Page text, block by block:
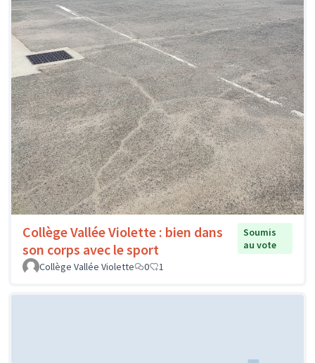
Collège Vallée Violette : bien dans
son corps avec le sport
Soumis
au vote
Collège Vallée Violette
0 1